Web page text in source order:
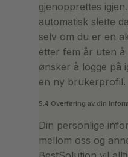
gjenopprettes
automatisk slette
selv om du er en
etter fem år uten
ønsker å logge på
en ny brukerprofil.
5.4 Overføring av din
Din personlige
mellom oss og